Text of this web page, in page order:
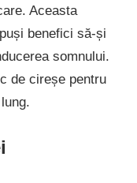
Aceasta
benefici să-și
somnului.
de cireșe pentru